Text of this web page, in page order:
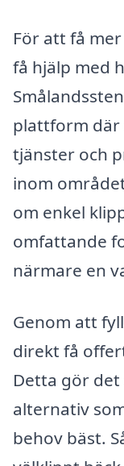
För att få
få hjälp med
plattform där
tjänster och
inom
om enkel
omfattande
närmare en
Genom att
direkt få
Detta gör
alternativ
behov bäst.